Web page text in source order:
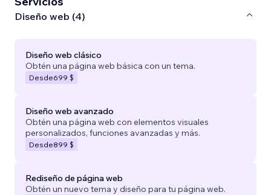
Diseño web (4)
Diseño web clásico
Obtén una página web básica con un tema.
Desde699 $
Diseño web avanzado
Obtén una página web con elementos visuales
personalizados, funciones avanzadas y más.
Desde899 $
Rediseño de página web
Obtén un nuevo tema y diseño para tu página web.